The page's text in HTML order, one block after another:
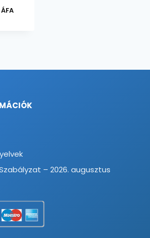
– 2026. augusztus